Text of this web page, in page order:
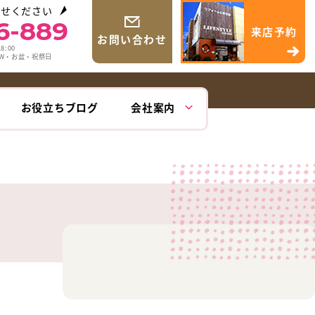
ください
889
・お盆・祝祭日
お問い合わせ
来店予約
お役立ちブログ 会社案内